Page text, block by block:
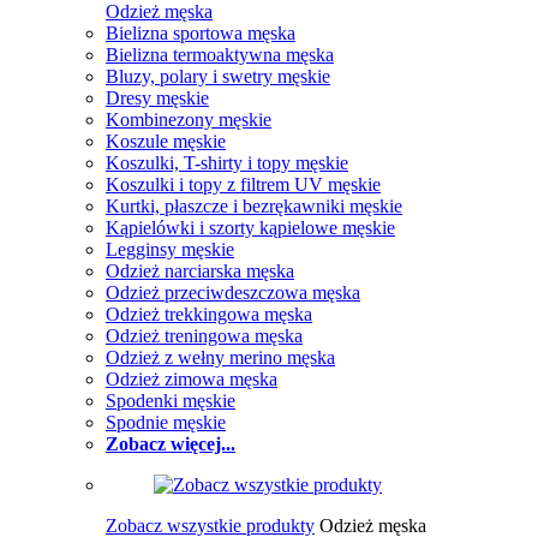
Odzież męska
Bielizna sportowa męska
Bielizna termoaktywna męska
Bluzy, polary i swetry męskie
Dresy męskie
Kombinezony męskie
Koszule męskie
Koszulki, T-shirty i topy męskie
Koszulki i topy z filtrem UV męskie
Kurtki, płaszcze i bezrękawniki męskie
Kąpielówki i szorty kąpielowe męskie
Legginsy męskie
Odzież narciarska męska
Odzież przeciwdeszczowa męska
Odzież trekkingowa męska
Odzież treningowa męska
Odzież z wełny merino męska
Odzież zimowa męska
Spodenki męskie
Spodnie męskie
Zobacz więcej...
Zobacz wszystkie produkty Odzież męska